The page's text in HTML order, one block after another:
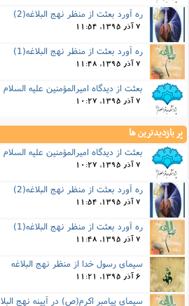
ره آورد بعثت از منظر نهج البلاغه(2)
7 آذر 1395, 11:54
ره آورد بعثت از منظر نهج البلاغه(1)
7 آذر 1395, 11:48
بعثت از ديدگاه اميرالمؤمنين علیه السلام
7 آذر 1395, 10:27
پر بازدیدترین ها
بعثت از ديدگاه اميرالمؤمنين علیه السلام
7 آذر 1395, 10:27
ره آورد بعثت از منظر نهج البلاغه(2)
7 آذر 1395, 11:54
ره آورد بعثت از منظر نهج البلاغه(1)
7 آذر 1395, 11:48
سیمای رسول خدا از منظر نهج البلاغه
6 آذر 1395, 11:21
سيماى پيامبر اكرم(ص) در آيينه نهج‏